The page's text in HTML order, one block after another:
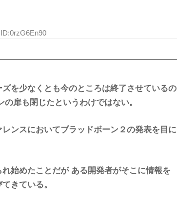
を少なくとも今のところは終了させているの
扉も閉じたというわけではない。
ンスにおいてブラッドボーン２の発表を目に
始めたことだが ある開発者がそこに情報を
きている。